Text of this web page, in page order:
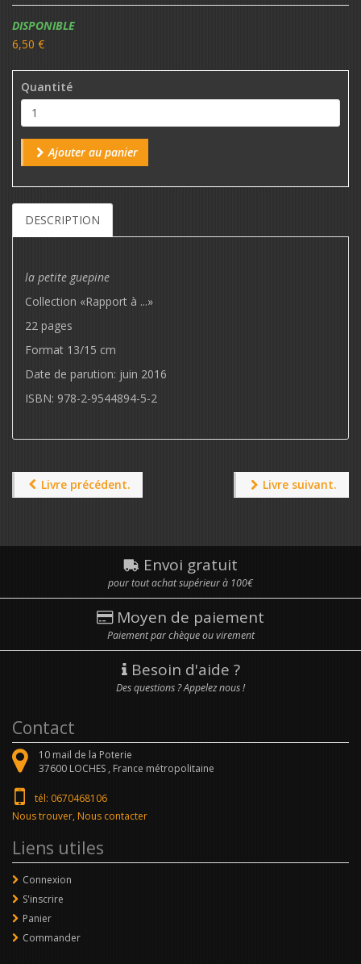
Disponibilité:
DISPONIBLE
6,50 €
Quantité
Ajouter au panier
DESCRIPTION
la petite guepine
Collection «Rapport à ...»
22 pages
Format 13/15 cm
Date de parution: juin 2016
ISBN: 978-2-9544894-5-2
Livre précédent. Livre suivant.
Envoi gratuit
pour tout achat supérieur à 100€
Moyen de paiement
Paiement par chèque ou virement
Besoin d'aide ?
Des questions ? Appelez nous !
Contact
10 mail de la Poterie
37600 LOCHES , France métropolitaine
tél: 0670468106
Nous trouver, Nous contacter
Liens utiles
Connexion
S'inscrire
Panier
Commander